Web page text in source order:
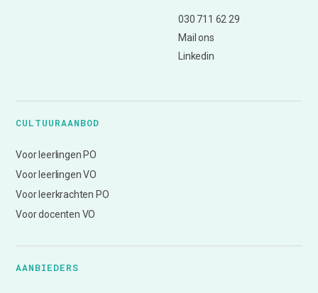
030 711 62 29
Mail ons
Linkedin
CULTUURAANBOD
Voor leerlingen PO
Voor leerlingen VO
Voor leerkrachten PO
Voor docenten VO
AANBIEDERS